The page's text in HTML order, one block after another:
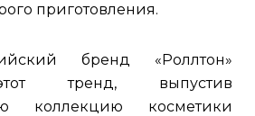
приготовления.
бренд «Роллтон»
тренд, выпустив
коллекцию косметики